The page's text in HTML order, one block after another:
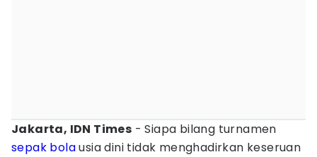
Jakarta, IDN Times - Siapa bilang turnamen
sepak bolausia dini tidak menghadirkan keseruan